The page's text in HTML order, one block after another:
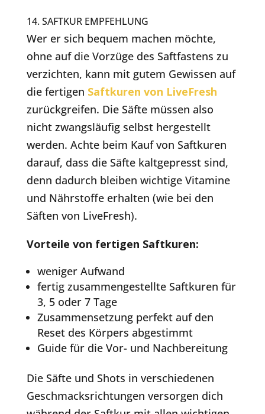
14. SAFTKUR EMPFEHLUNG
Wer er sich bequem machen möchte,
ohne auf die Vorzüge des Saftfastens zu
verzichten, kann mit gutem Gewissen auf
die fertigen Saftkuren von LiveFresh
zurückgreifen. Die Säfte müssen also
nicht zwangsläufig selbst hergestellt
werden. Achte beim Kauf von Saftkuren
darauf, dass die Säfte kaltgepresst sind,
denn dadurch bleiben wichtige Vitamine
und Nährstoffe erhalten (wie bei den
Säften von LiveFresh).
Vorteile von fertigen Saftkuren:
weniger Aufwand
fertig zusammengestellte Saftkuren für
3, 5 oder 7 Tage
Zusammensetzung perfekt auf den
Reset des Körpers abgestimmt
Guide für die Vor- und Nachbereitung
Die Säfte und Shots in verschiedenen
Geschmacksrichtungen versorgen dich